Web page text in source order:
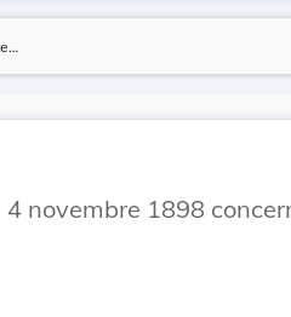
novembre 1898